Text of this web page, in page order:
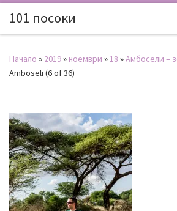
101 посоки
Начало » 2019» ноември »18 »Амбосели –
Amboseli (6 of 36)